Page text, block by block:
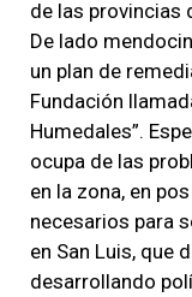
de las provincias
De lado
un plan de
Fundación
Humedales”.
ocupa de las
en la zona, en
necesarios para
en San Luis, que
desarrollando